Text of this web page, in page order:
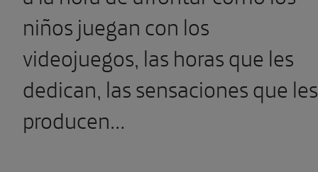
niños juegan con los
videojuegos, las horas que les
dedican, las sensaciones que les
producen…